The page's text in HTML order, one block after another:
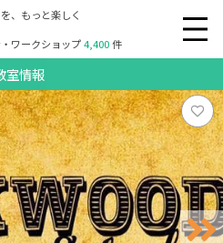
、もっと楽しく
ワークショップ4,400件
室情報